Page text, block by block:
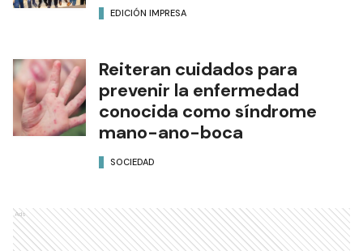
EDICIÓN IMPRESA
Reiteran cuidados para
prevenir la enfermedad
conocida como síndrome
mano-ano-boca
SOCIEDAD
Ads